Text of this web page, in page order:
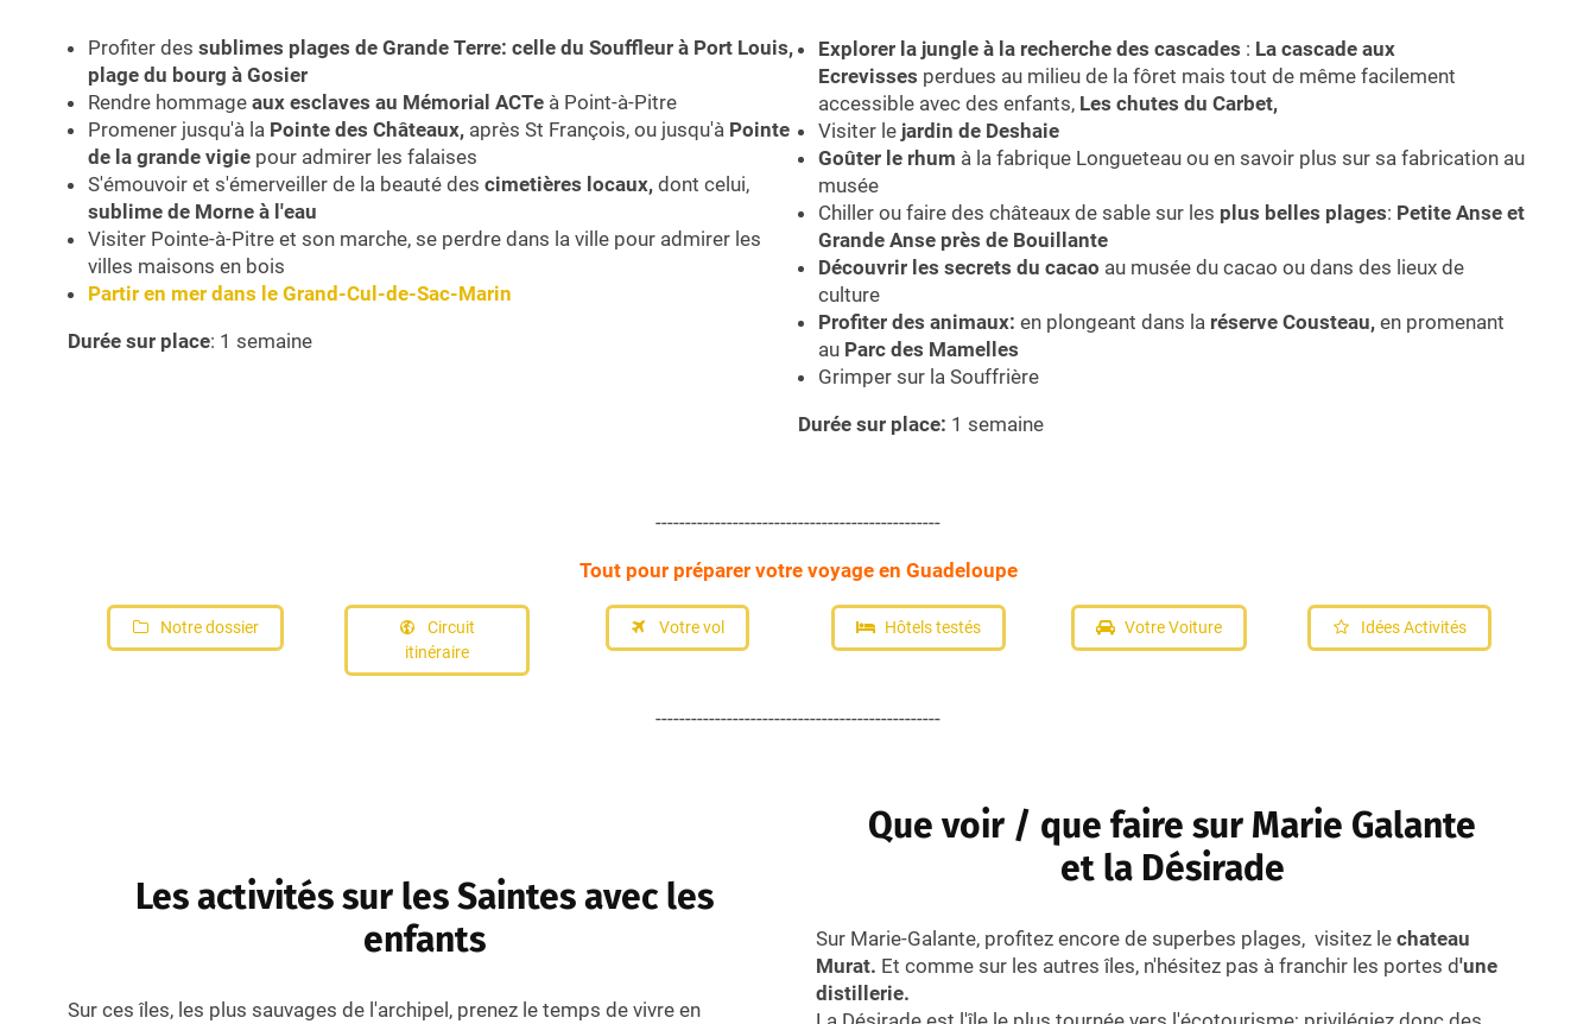
Profiter des sublimes plages de Grande Terre: celle du Souffleur à Port Louis,
plage du bourg à Gosier
Rendre hommage aux esclaves au Mémorial ACTe à Point-à-Pitre
Promener jusqu'à la Pointe des Châteaux, après St François, ou jusqu'à Pointe
de la grande vigie pour admirer les falaises
S'émouvoir et s'émerveiller de la beauté des cimetières locaux, dont celui,
sublime de Morne à l'eau
Visiter Pointe-à-Pitre et son marche, se perdre dans la ville pour admirer les
villes maisons en bois
Partir en mer dans le Grand-Cul-de-Sac-Marin
Durée sur place: 1 semaine
Explorer la jungle à la recherche des cascades : La cascade aux
Ecrevisses perdues au milieu de la fôret mais tout de même facilement
accessible avec des enfants, Les chutes du Carbet,
Visiter le jardin de Deshaie
Goûter le rhum à la fabrique Longueteau ou en savoir plus sur sa fabrication au
musée
Chiller ou faire des châteaux de sable sur les plus belles plages: Petite Anse et
Grande Anse près de Bouillante
Découvrir les secrets du cacao au musée du cacao ou dans des lieux de
culture
Profiter des animaux: en plongeant dans la réserve Cousteau, en promenant
au Parc des Mamelles
Grimper sur la Souffrière
Durée sur place: 1 semaine
------------------------------------------------
Tout pour préparer votre voyage en Guadeloupe
Notre dossier
Circuit
itinéraire
Votre vol Hôtels testés Votre Voiture Idées Activités
------------------------------------------------
Les activités sur les Saintes avec les
enfants
Sur ces îles, les plus sauvages de l'archipel, prenez le temps de vivre en
Que voir / que faire sur Marie Galante
et la Désirade
Sur Marie-Galante, profitez encore de superbes plages, visitez le chateau
Murat. Et comme sur les autres îles, n'hésitez pas à franchir les portes d'une
distillerie.